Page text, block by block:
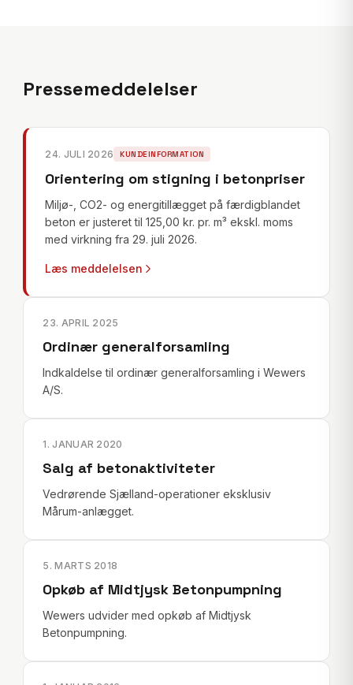
Pressemeddelelser
24. JULI 2026 KUNDEINFORMATION
Orientering om stigning i betonpriser
Miljø-, CO2- og energitillægget på færdigblandet
beton er justeret til 125,00 kr. pr. m³ ekskl. moms
med virkning fra 29. juli 2026.
Læs meddelelsen
23. APRIL 2025
Ordinær generalforsamling
Indkaldelse til ordinær generalforsamling i Wewers
A/S.
1. JANUAR 2020
Salg af betonaktiviteter
Vedrørende Sjælland-operationer eksklusiv
Mårum-anlægget.
5. MARTS 2018
Opkøb af Midtjysk Betonpumpning
Wewers udvider med opkøb af Midtjysk
Betonpumpning.